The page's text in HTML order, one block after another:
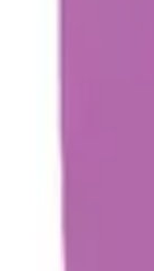
en çok t...
ve cins...